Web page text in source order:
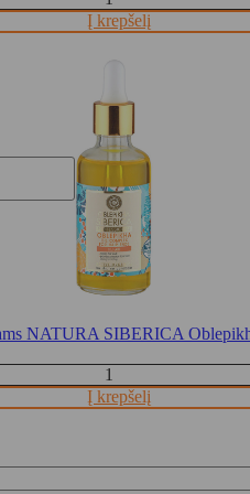
Į krepšelį
NATURA SIBERICA
Į krepšelį